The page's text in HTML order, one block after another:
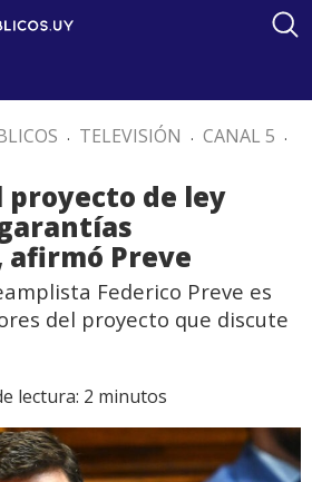
. TELEVISIÓN . CANAL 5 .
proyecto de ley
Preve
Federico Preve es
del proyecto que discute
lectura: 2 minutos